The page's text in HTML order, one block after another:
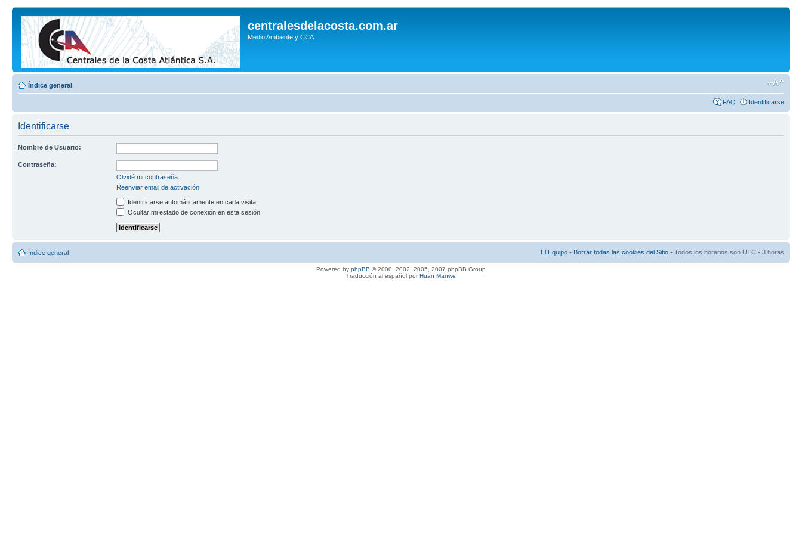
centralesdelacosta.com.ar
Medio Ambiente y CCA
Índice general
FAQ Identificarse
Identificarse
Nombre de Usuario:
Contraseña:
Olvidé mi contraseña
Reenviar email de activación
Identificarse automáticamente en cada visita
Ocultar mi estado de conexión en esta sesión
Índice general El Equipo • Borrar todas las cookies del Sitio • Todos los horarios son UTC - 3 horas
Powered by phpBB © 2000, 2002, 2005, 2007 phpBB Group
Traducción al español porHuan Manwë